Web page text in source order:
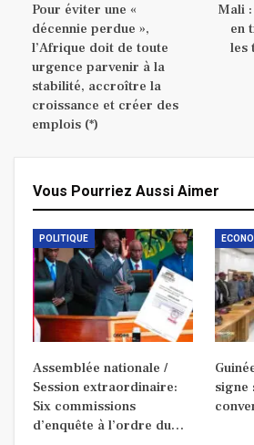
Pour éviter une «
décennie perdue »,
l’Afrique doit de toute
urgence parvenir à la
stabilité, accroître la
croissance et créer des
emplois (*)
Mali
en
les
Vous Pourriez Aussi Aimer
POLITIQUE
Assemblée nationale /
Session extraordinaire:
Six commissions
d’enquête à l’ordre du…
signe